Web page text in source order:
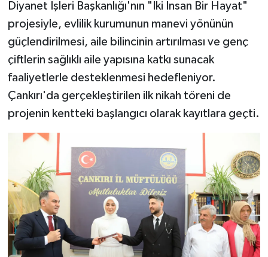
Diyanet İşleri Başkanlığı'nın "İki İnsan Bir Hayat"
projesiyle, evlilik kurumunun manevi yönünün
güçlendirilmesi, aile bilincinin artırılması ve genç
çiftlerin sağlıklı aile yapısına katkı sunacak
faaliyetlerle desteklenmesi hedefleniyor.
Çankırı'da gerçekleştirilen ilk nikah töreni de
projenin kentteki başlangıcı olarak kayıtlara geçti.